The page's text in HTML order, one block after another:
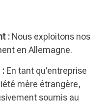
: Nous exploitons nos
en Allemagne.
: En tant qu'entreprise
mère étrangère,
soumis au